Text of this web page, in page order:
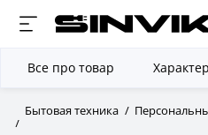
Бытовая техника
Все про товар